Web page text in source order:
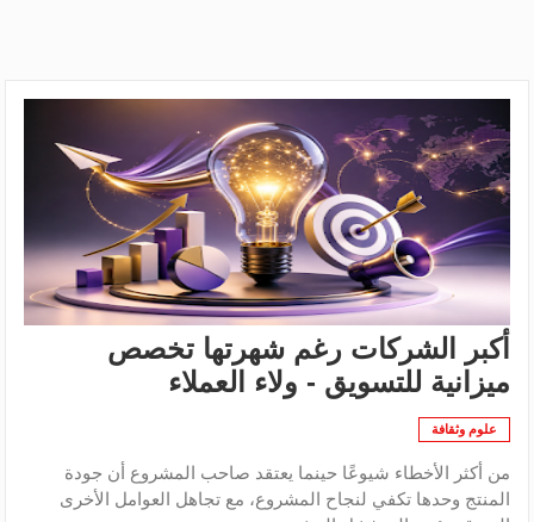
أكبر الشركات رغم شهرتها تخصص
ميزانية للتسويق - ولاء العملاء
علوم وثقافة
من أكثر الأخطاء شيوعًا حينما يعتقد صاحب المشروع أن جودة
المنتج وحدها تكفي لنجاح المشروع، مع تجاهل العوامل الأخرى